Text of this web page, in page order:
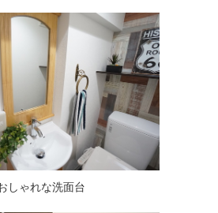
しゃれな洗面台